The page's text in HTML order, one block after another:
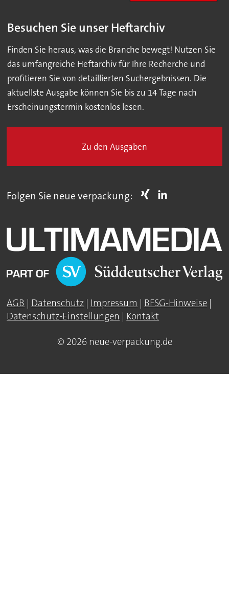
Besuchen Sie unser Heftarchiv
Finden Sie heraus, was die Branche bewegt! Nutzen Sie
das umfangreiche Heftarchiv für Ihre Recherche und
profitieren Sie von detaillierten Suchergebnissen. Die
aktuellste Ausgabe können Sie bis zu 14 Tage nach
Erscheinungstermin kostenlos lesen.
Zu den Ausgaben
Folgen Sie neue verpackung:
AGB | Datenschutz | Impressum | BFSG-Hinweise |
Datenschutz-Einstellungen | Kontakt
© 2026 neue-verpackung.de